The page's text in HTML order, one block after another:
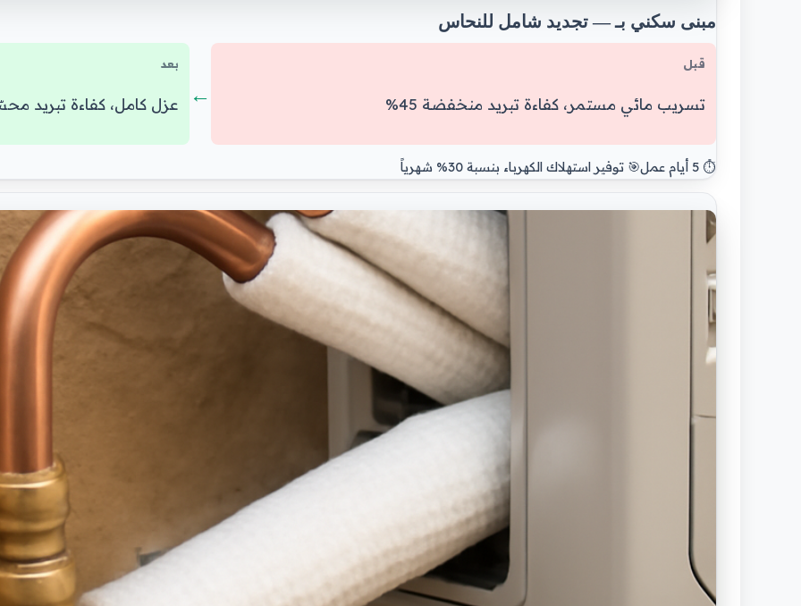
مبنى سكني بـ — تجديد شامل للنحاس
قبل
تسريب مائي مستمر، كفاءة تبريد منخفضة 45% ←
بعد
عزل كامل، كفاءة تبريد
⏱️ 5 أيام عمل 🎯 توفير استهلاك الكهرباء بنسبة 30% شهرياً